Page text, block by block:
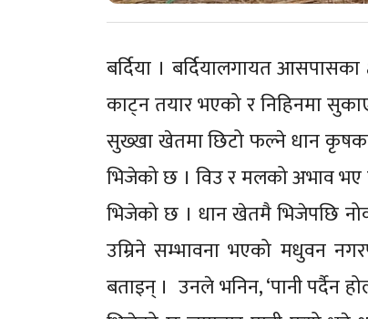
बर्दिया । बर्दियालगायत
काट्न तयार भएको र निहिनमा
सुख्खा खेतमा छिटो फल्ने धान कृषकले
भिजेको छ । विउ र मलको अभाव भए
भिजेको छ । धान खेतमै भिजेपछि
उम्रिने सम्भावना भएको मधुवन
बताइन् । उनले भनिन, ‘पानी पर्दैन